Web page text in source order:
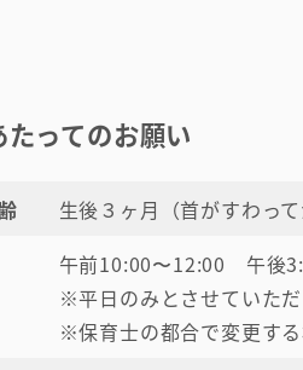
ってのお願い
生後３ヶ月（首がすわっ
午前10:00〜12:00 午後
※平日のみとさせていた
※保育士の都合で変更す